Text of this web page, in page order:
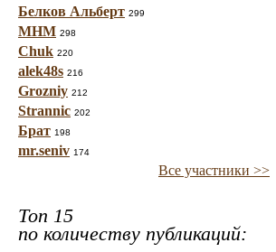
Белков Альберт 299
МНМ 298
Chuk 220
alek48s 216
Grozniy 212
Strannic 202
Брат 198
mr.seniv 174
Все участники >>
Топ 15
по количеству публикаций: